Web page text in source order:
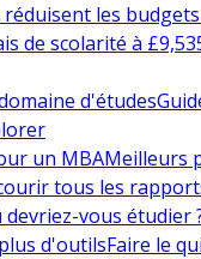
réduisent les
de scolarité à
d'études
un MBAMeilleurs
tous les
devriez-vous étudier
d'outilsFaire le